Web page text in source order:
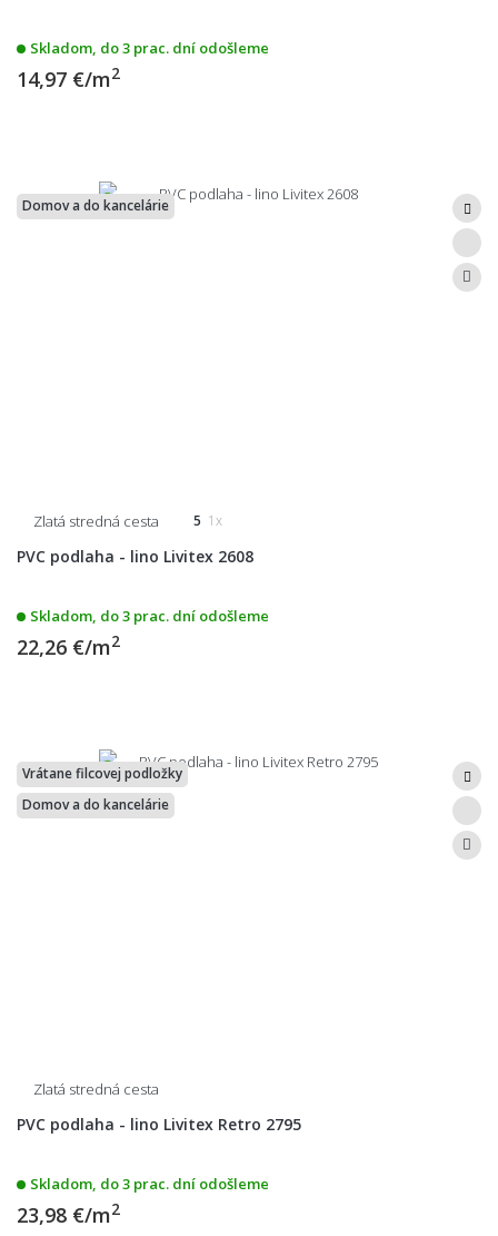
Skladom, do 3 prac. dní odošleme
14,97 €/m2
Domov a do kancelárie
Zlatá stredná cesta 5 1x
PVC podlaha - lino Livitex 2608
Skladom, do 3 prac. dní odošleme
22,26 €/m2
Vrátane filcovej podložky
Domov a do kancelárie
Zlatá stredná cesta
PVC podlaha - lino Livitex Retro 2795
Skladom, do 3 prac. dní odošleme
23,98 €/m2